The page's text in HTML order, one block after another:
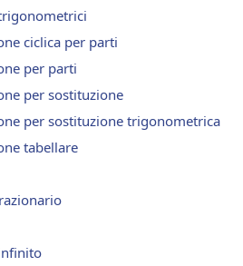
ciclica per parti
per parti
per sostituzione
per sostituzione trigonometrica
tabellare